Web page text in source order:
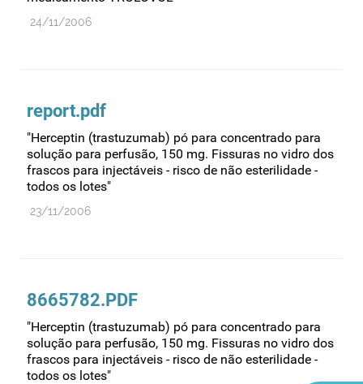
24/11/2006
report.pdf
"Herceptin (trastuzumab) pó para concentrado para
solução para perfusão, 150 mg. Fissuras no vidro dos
frascos para injectáveis - risco de não esterilidade -
todos os lotes"
23/11/2006
8665782.PDF
"Herceptin (trastuzumab) pó para concentrado para
solução para perfusão, 150 mg. Fissuras no vidro dos
frascos para injectáveis - risco de não esterilidade -
todos os lotes"